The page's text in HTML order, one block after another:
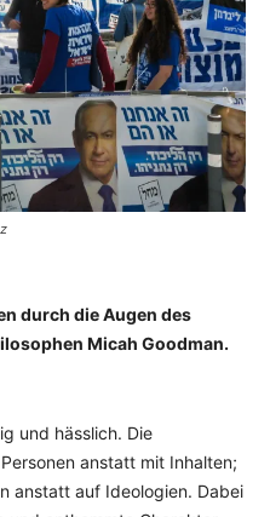
durch die Augen des
Micah Goodman.
und hässlich. Die
anstatt mit Inhalten;
anstatt auf Ideologien. Dabei